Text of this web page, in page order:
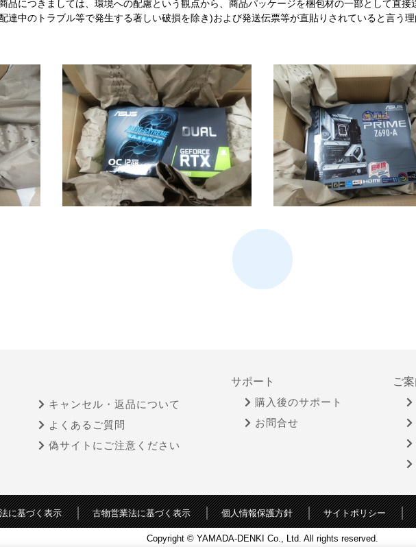
品につきましては、環境への配慮という観点から、商品パッケージを梱包材の一部として直
達中のトラブル等で発生する著しい破損を除き)および発送伝票等が直貼りされていると言う
キャンセル・返品について
よくあるご質問
偽サイトにご注意ください
サポート
購入後のサポート
お問合せ
ご
に基づく表示 古物営業法に基づく表示 個人情報保護方針 サイトポリシー
Copyright © YAMADA-DENKI Co., Ltd. All rights reserved.